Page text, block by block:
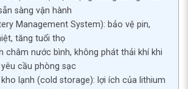
sàng vận hành
Management System): bảo vệ pin,
tăng tuổi thọ
châm nước bình, không phát thải khí khi
cầu phòng sạc
kho lạnh (cold storage): lợi ích của lithium